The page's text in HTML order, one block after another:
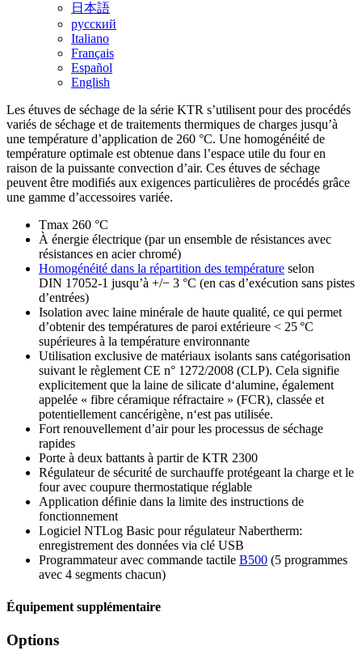
日本語
русский
Italiano
Français
Español
English
Les étuves de séchage de la série KTR s’utilisent pour des procédés
variés de séchage et de traitements thermiques de charges jusqu’à
une température d’application de 260 °C. Une homogénéité de
température optimale est obtenue dans l’espace utile du four en
raison de la puissante convection d’air. Ces étuves de séchage
peuvent être modifiés aux exigences particulières de procédés grâce
une gamme d’accessoires variée.
Tmax 260 °C
À énergie électrique (par un ensemble de résistances avec
résistances en acier chromé)
Homogénéité dans la répartition des température selon
DIN 17052-1 jusqu’à +/− 3 °C (en cas d’exécution sans pistes
d’entrées)
Isolation avec laine minérale de haute qualité, ce qui permet
d’obtenir des températures de paroi extérieure < 25 °C
supérieures à la température environnante
Utilisation exclusive de matériaux isolants sans catégorisation
suivant le règlement CE n° 1272/2008 (CLP). Cela signifie
explicitement que la laine de silicate d‘alumine, également
appelée « fibre céramique réfractaire » (FCR), classée et
potentiellement cancérigène, n‘est pas utilisée.
Fort renouvellement d’air pour les processus de séchage
rapides
Porte à deux battants à partir de KTR 2300
Régulateur de sécurité de surchauffe protégeant la charge et le
four avec coupure thermostatique réglable
Application définie dans la limite des instructions de
fonctionnement
Logiciel NTLog Basic pour régulateur Nabertherm:
enregistrement des données via clé USB
Programmateur avec commande tactile B500 (5 programmes
avec 4 segments chacun)
Équipement supplémentaire
Options